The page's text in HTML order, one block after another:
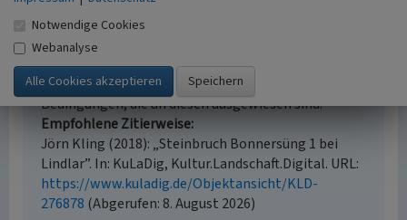
Urheberrechtlicher Hinweis
Der hier präsentierte Inhalt ist urheberrechtlich
geschützt. Die angezeigten Medien unterliegen
möglicherweise zusätzlichen urheberrechtlichen
Bedingungen, die an diesen ausgewiesen sind.
Empfohlene Zitierweise
Jörn Kling (2018): „Steinbruch Bonnersüng 1 bei
Lindlar”. In: KuLaDig, Kultur.Landschaft.Digital. URL:
https://www.kuladig.de/Objektansicht/KLD-
276878 (Abgerufen: 8. August 2026)
Notwendige Cookies
Webanalyse